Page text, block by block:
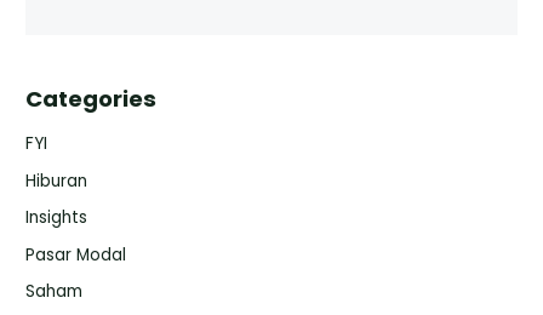
Categories
FYI
Hiburan
Insights
Pasar Modal
Saham